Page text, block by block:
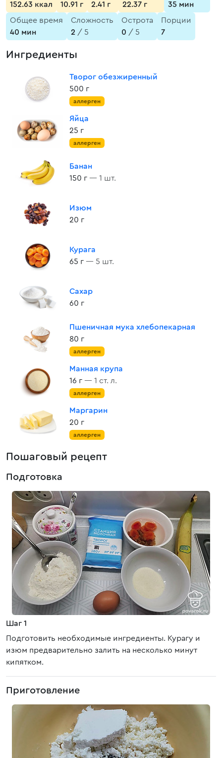
152.63 ккал
10.91 г
2.41 г
22.37 г
35 мин
Общее время
40 мин
Сложность
2 / 5
Острота
0 / 5
Порции
7
Ингредиенты
Творог обезжиренный
500 г
аллерген
Яйца
25 г
аллерген
Банан
150 г — 1 шт.
Изюм
20 г
Курага
65 г — 5 шт.
Сахар
60 г
Пшеничная мука хлебопекарная
80 г
аллерген
Манная крупа
16 г — 1 ст. л.
аллерген
Маргарин
20 г
аллерген
Пошаговый рецепт
Подготовка
Шаг 1
Подготовить необходимые ингредиенты. Курагу и
изюм предварительно залить на несколько минут
кипятком.
Приготовление